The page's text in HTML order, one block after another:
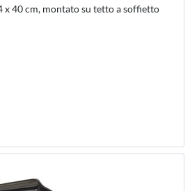
x 40 cm, montato su tetto a soffietto